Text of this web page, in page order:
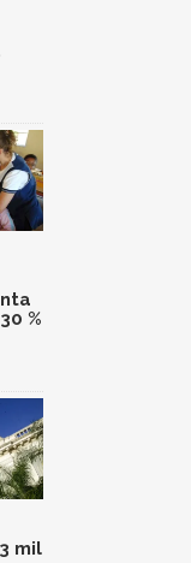
%
mil